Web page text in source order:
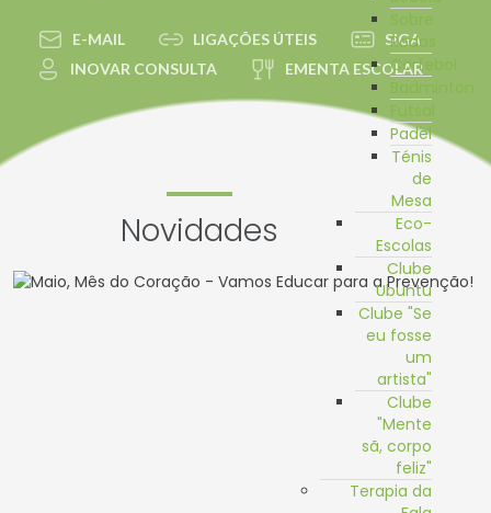
Sobre
Rodas
Corfebol
Badminton
Futsal
Padel
Ténis
de
Mesa
Eco-
Escolas
Clube
Ubuntu
Clube "Se
eu fosse
um
artista"
Clube
"Mente
sã, corpo
feliz"
Terapia da
E-MAIL LIGAÇÕES ÚTEIS
SIGA
INOVAR CONSULTA
EMENTA ESCOLAR
Novidades